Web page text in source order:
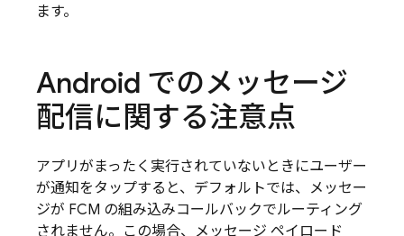
ます。
Android でのメッセージ
配信に関する注意点
アプリがまったく実行されていないときにユーザー
が通知をタップすると、デフォルトでは、メッセー
ジが FCM の組み込みコールバックでルーティング
されません。この場合、メッセージ ペイロード